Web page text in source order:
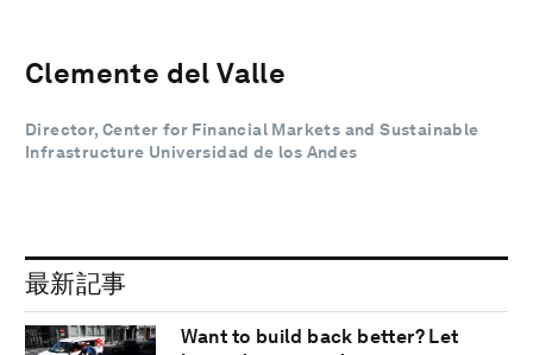
Clemente del Valle
Director, Center for Financial Markets and Sustainable
Infrastructure Universidad de los Andes
最新記事
Want to build back better? Let